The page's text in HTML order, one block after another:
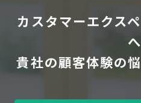
カスタマーエクス
へ
貴社の顧客体験の